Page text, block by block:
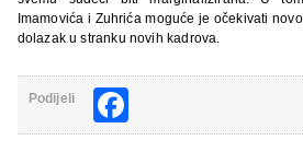
Imamovića i Zuhrića moguće je očekivati
dolazak u stranku novih kadrova.
Podijeli